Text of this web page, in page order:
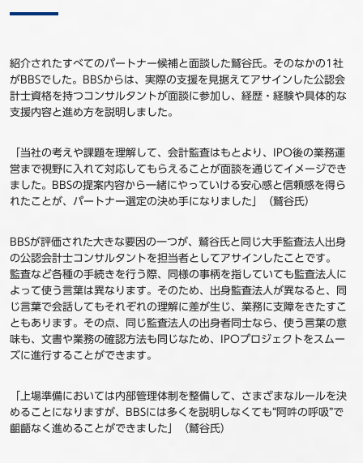
紹介されたすべてのパートナー候補と面談した鷲谷氏。そのなかの1社
がBBSでした。BBSからは、実際の支援を見据えてアサインした公認会
計士資格を持つコンサルタントが面談に参加し、経歴・経験や具体的な
支援内容と進め方を説明しました。
「当社の考えや課題を理解して、会計監査はもとより、IPO後の業務運
営まで視野に入れて対応してもらえることが面談を通じてイメージでき
ました。BBSの提案内容から一緒にやっていける安心感と信頼感を得ら
れたことが、パートナー選定の決め手になりました」（鷲谷氏）
BBSが評価された大きな要因の一つが、鷲谷氏と同じ大手監査法人出身
の公認会計士コンサルタントを担当者としてアサインしたことです。
監査など各種の手続きを行う際、同様の事柄を指していても監査法人に
よって使う言葉は異なります。そのため、出身監査法人が異なると、同
じ言葉で会話してもそれぞれの理解に差が生じ、業務に支障をきたすこ
ともあります。その点、同じ監査法人の出身者同士なら、使う言葉の意
味も、文書や業務の確認方法も同じなため、IPOプロジェクトをスムー
ズに進行することができます。
「上場準備においては内部管理体制を整備して、さまざまなルールを決
めることになりますが、BBSには多くを説明しなくても“阿吽の呼吸”で
齟齬なく進めることができました」（鷲谷氏）